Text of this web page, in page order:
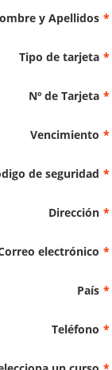
y Apellidos *
Tipo de tarjeta *
Nº de Tarjeta *
Vencimiento *
de seguridad *
Dirección *
electrónico *
País *
Teléfono *